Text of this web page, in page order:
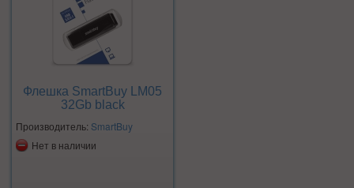
Флешка SmartBuy LM05
32Gb black
Производитель: SmartBuy
Нет в наличии